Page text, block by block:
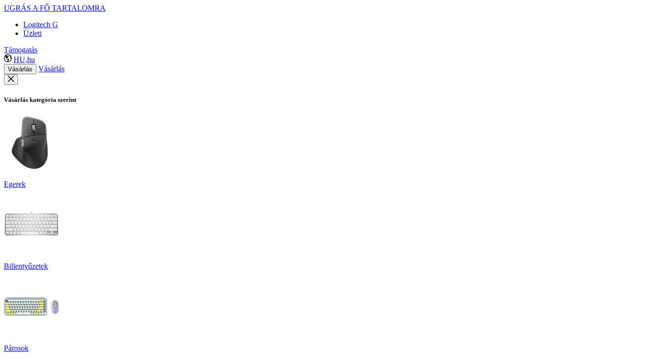
UGRÁS A FŐ TARTALOMRA
Logitech G
Üzleti
Támogatás
HU,hu
Vásárlás Vásárlás
Vásárlás kategória szerint
Egerek
Billentyűzetek
Párosok